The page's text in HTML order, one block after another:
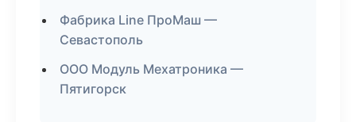
Фабрика Line ПроМаш —
Севастополь
ООО Модуль Мехатроника —
Пятигорск